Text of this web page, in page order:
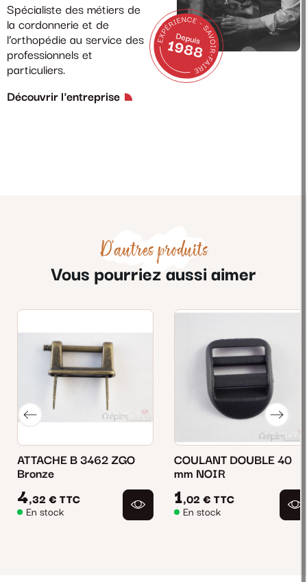
Spécialiste des métiers de
la cordonnerie et de
l’orthopédie au service des
professionnels et
particuliers.
Découvrir l'entreprise
D'autres produits
Vous pourriez aussi aimer
ATTACHE B 3462 ZGO
Bronze
4,32 € TTC
En stock
COULANT DOUBLE 40
mm NOIR
1,02 € TTC
En stock